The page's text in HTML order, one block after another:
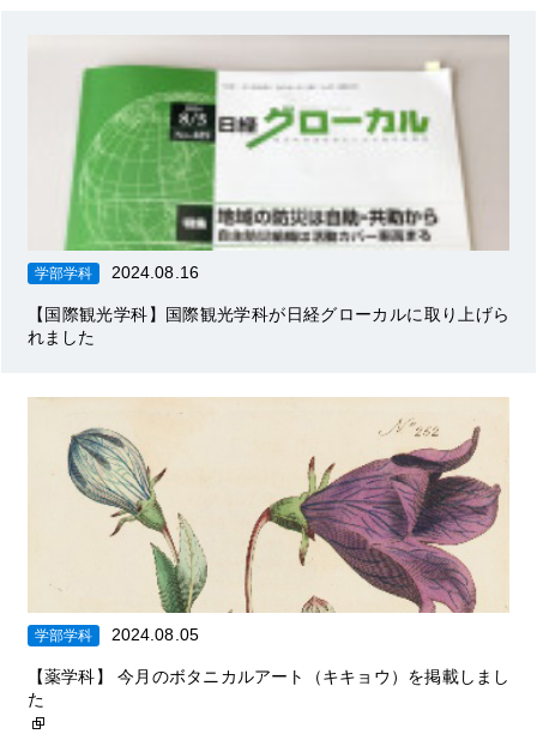
学部学科 2024.08.16
【国際観光学科】国際観光学科が日経グローカルに取り上げら
れました
学部学科 2024.08.05
【薬学科】 今月のボタニカルアート（キキョウ）を掲載しまし
た